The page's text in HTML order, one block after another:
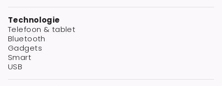
Technologie
Telefoon & tablet
Bluetooth
Gadgets
Smart
USB